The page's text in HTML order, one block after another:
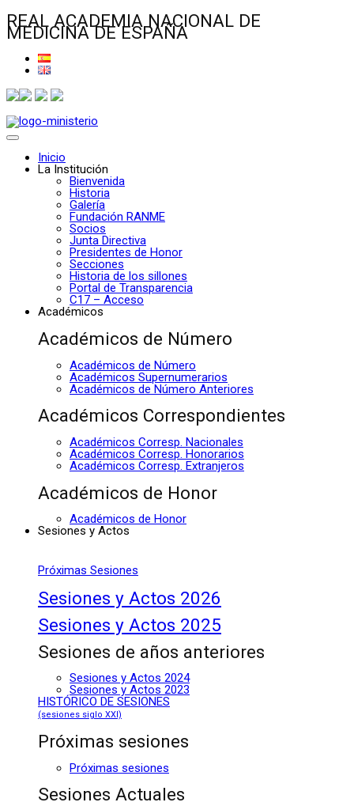
REAL ACADEMIA NACIONAL DE
MEDICINA DE ESPAÑA
Inicio
La Institución
Bienvenida
Historia
Galería
Fundación RANME
Socios
Junta Directiva
Presidentes de Honor
Secciones
Historia de los sillones
Portal de Transparencia
C17 – Acceso
Académicos
Académicos de Número
Académicos de Número
Académicos Supernumerarios
Académicos de Número Anteriores
Académicos Correspondientes
Académicos Corresp. Nacionales
Académicos Corresp. Honorarios
Académicos Corresp. Extranjeros
Académicos de Honor
Académicos de Honor
Sesiones y Actos
Próximas Sesiones
Sesiones y Actos 2026
Sesiones y Actos 2025
Sesiones de años anteriores
Sesiones y Actos 2024
Sesiones y Actos 2023
HISTÓRICO DE SESIONES
(sesiones siglo XXI)
Próximas sesiones
Próximas sesiones
Sesiones Actuales